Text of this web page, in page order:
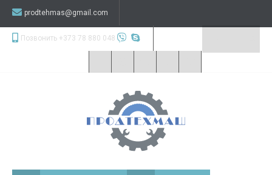
prodtehmas@gmail.com
Позвонить +373 78 880 048